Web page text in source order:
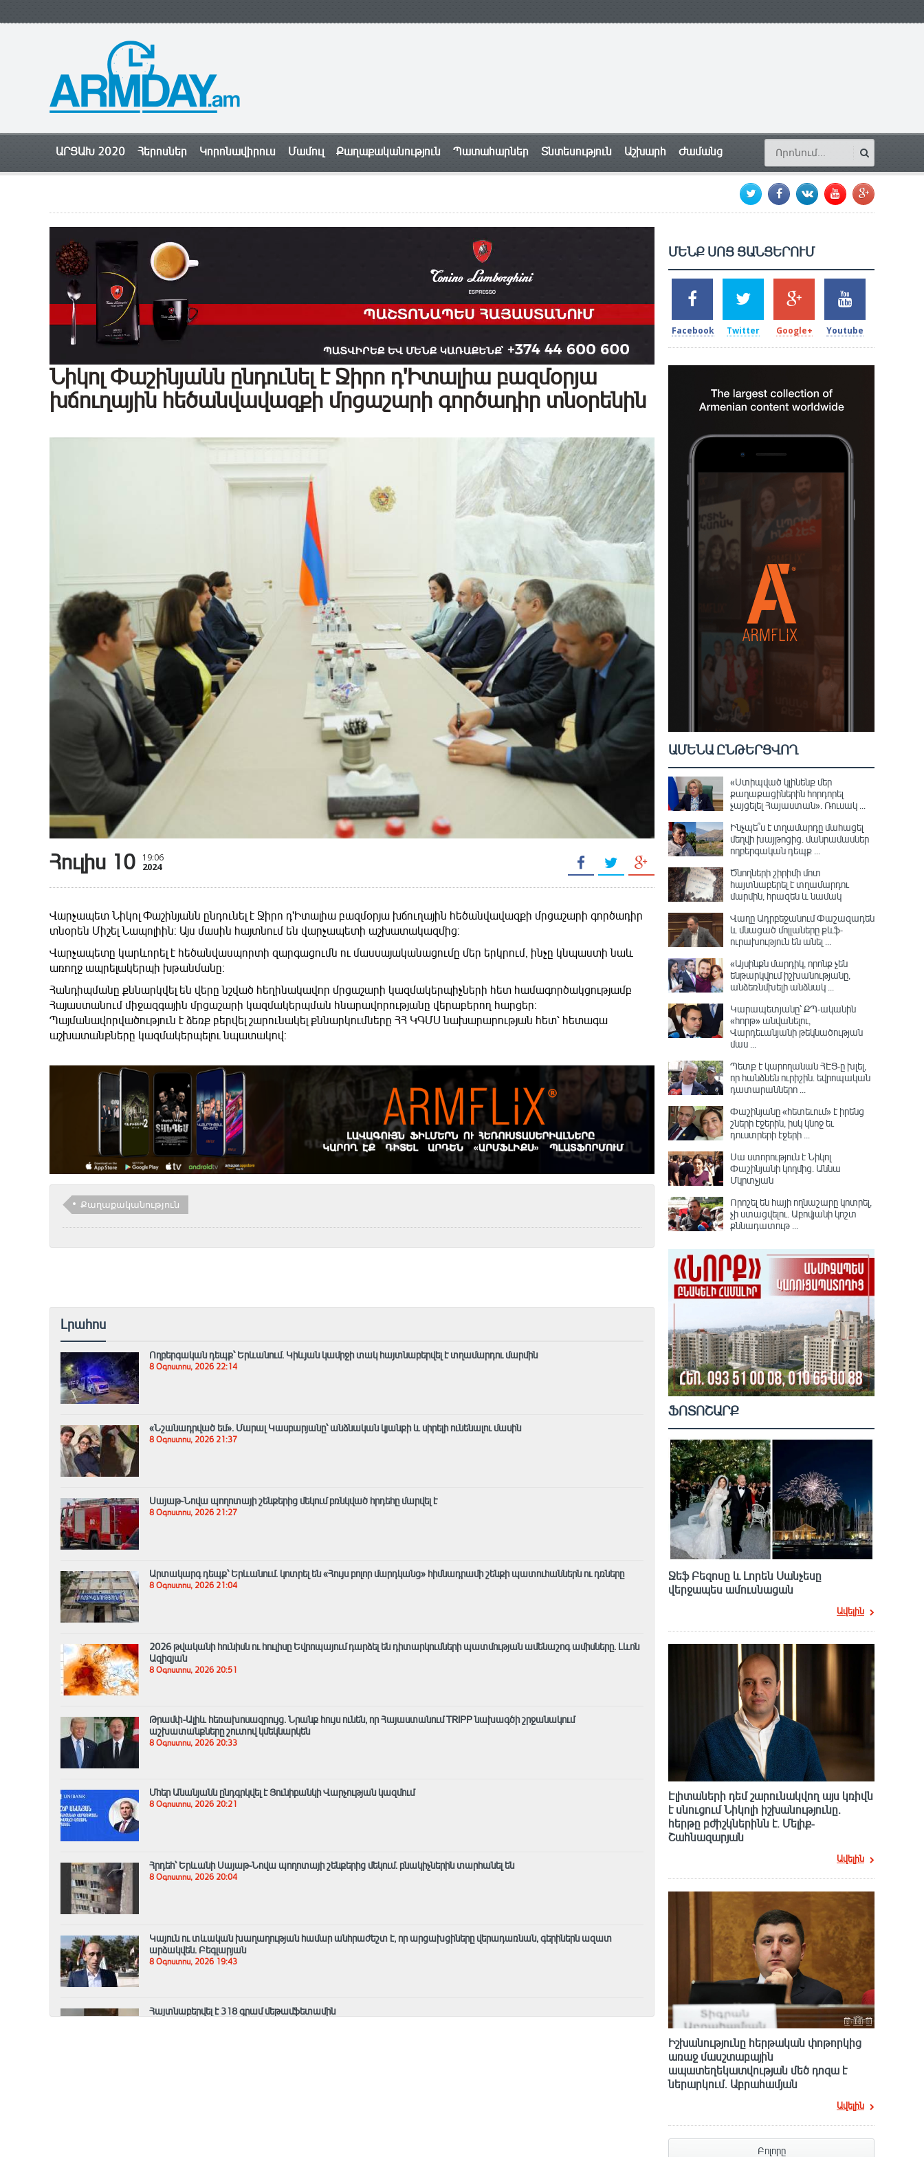
ԱՐՑԱԽ 2020 Հերոսներ Կորոնավիրուս Մամուլ Քաղաքականություն Պատահարներ Տնտեսություն Աշխարհ Ժամանց
Նիկոլ Փաշինյանն ընդունել է Ջիրո դ'Իտալիա բազմօրյա
խճուղային հեծանվավազքի մրցաշարի գործադիր տնօրենին
Հուլիս 10 19:06
2024
Վարչապետ Նիկոլ Փաշինյանն ընդունել է Ջիրո դ'Իտալիա բազմօրյա խճուղային հեծանվավազքի մրցաշարի գործադիր
տնօրեն Միշել Նապոլիին: Այս մասին հայտնում են վարչապետի աշխատակազմից։
Վարչապետը կարևորել է հեծանվասպորտի զարգացումն ու մասսայականացումը մեր երկրում, ինչը կնպաստի նաև
առողջ ապրելակերպի խթանմանը:
Հանդիպմանը քննարկվել են վերը նշված հեղինակավոր մրցաշարի կազմակերպիչների հետ համագործակցությամբ
Հայաստանում միջազգային մրցաշարի կազմակերպման հնարավորությանը վերաբերող հարցեր:
Պայմանավորվածություն է ձեռք բերվել շարունակել քննարկումները ՀՀ ԿԳՄՍ նախարարության հետ՝ հետագա
աշխատանքները կազմակերպելու նպատակով:
Քաղաքականություն
Լրահոս
Ողբերգական դեպք՝ Երևանում․ Կիևյան կամրջի տակ հայտնաբերվել է տղամարդու մարմին
8 Օգոստոս, 2026 22:14
«Նշանադրված եմ». Մարալ Կասբարյանը՝ անձնական կյանքի և սիրելի ունենալու մասին
8 Օգոստոս, 2026 21:37
Սայաթ-Նովա պողոտայի շենքերից մեկում բռնկված հրդեհը մարվել է
8 Օգոստոս, 2026 21:27
Արտակարգ դեպք՝ Երևանում․ կոտրել են «Հույս բոլոր մարդկանց» հիմնադրամի շենքի պատուհաններն ու դռները
8 Օգոստոս, 2026 21:04
2026 թվականի հունիսն ու հուլիսը Եվրոպայում դարձել են դիտարկումների պատմության ամենաշոգ ամիսները․ Լևոն
Ազիզյան
8 Օգոստոս, 2026 20:51
Թրամփ-Ալիև հեռախոսազրույց. Նրանք հույս ունեն, որ Հայաստանում TRIPP նախագծի շրջանակում
աշխատանքները շուտով կմեկնարկեն
8 Օգոստոս, 2026 20:33
Մհեր Անանյանն ընդգրկվել է Յունիբանկի Վարչության կազմում
8 Օգոստոս, 2026 20:21
Հրդեհ՝ Երևանի Սայաթ-Նովա պողոտայի շենքերից մեկում․ բնակիչներին տարհանել են
8 Օգոստոս, 2026 20:04
Կայուն ու տևական խաղաղության համար անհրաժեշտ է, որ արցախցիները վերադառնան, գերիներն ազատ
արձակվեն․ Բեգլարյան
8 Օգոստոս, 2026 19:43
Հայտնաբերվել է 318 գրամ մեթամֆետամին
ՄԵՆՔ ՍՈՑ ՑԱՆՑԵՐՈՒՄ
2k
SHARES
Facebook
1.5k
TWEETS
Twitter
203
SHARES
Google+
620
SHARES
Youtube
ԱՄԵՆԱ ԸՆԹԵՐՑՎՈՂ
«Ստիպված կլինենք մեր
քաղաքացիներին հորդորել
չայցելել Հայաստան»․ Ռուսակ ...
Ինչպե՞ս է տղամարդը մահացել
մեղվի խայթոցից. մանրամասներ
ողբերգական դեպք ...
Ծնողների շիրիմի մոտ
հայտնաբերել է տղամարդու
մարմին, հրազեն և նամակ
Վաղը Ադրբեջանում Փաշազադեն
և մնացած մոլլաները քևֆ-
ուրախություն են անել ...
«Այսինքն մարդիկ, որոնք չեն
ենթարկվում իշխանությանը,
անձեռնմխելի անձնակ ...
Կարապետյանը՝ ՔՊ-ականին
«հորթ» անվանելու,
Վարդեւանյանի թեկնածության
մաս ...
Պետք է կարողանան ՀԷՑ-ը խլել,
որ հանձնեն ուրիշին. եվրոպական
դատարաններո ...
Փաշինյանը «հետեւում» է իրենց
շների էջերին, իսկ կնոջ եւ
դուստրերի էջերի ...
Սա ստորություն է Նիկոլ
Փաշինյանի կողմից․ Աննա
Մկրտչյան
Որոշել են հայի ողնաշարը կոտրել,
չի ստացվելու․ Աբովյանի կոշտ
քննադատութ ...
ՖՈՏՈՇԱՐՔ
Ջեֆ Բեզոսը և Լորեն Սանչեսը
վերջապես ամուսնացան
Ավելին
Էլիտաների դեմ շարունակվող այս կռիվն
է սնուցում Նիկոլի իշխանությունը.
հերթը բժիշկներինն է. Մելիք-
Շահնազարյան
Ավելին
Իշխանությունը հերթական փոթորկից
առաջ մասշտաբային
ապատեղեկատվության մեծ դnզա է
ներարկում․ Աբրահամյան
Ավելին
Բոլորը